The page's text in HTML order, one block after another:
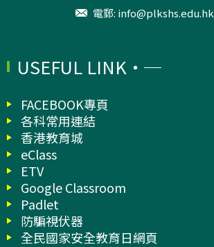
電郵: info@plkshs.edu.hk
USEFUL LINK
FACEBOOK專頁
各科常用連結
香港教育城
eClass
ETV
Google Classroom
Padlet
防騙視伏器
全民國家安全教育日網頁